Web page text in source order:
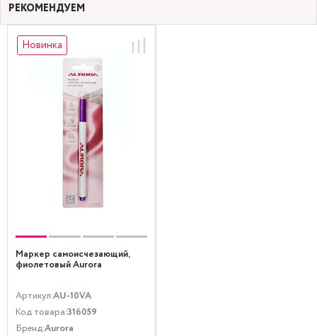
РЕКОМЕНДУЕМ
Новинка
Маркер самоисчезающий,
фиолетовый Aurora
Артикул:AU-10VA
Код товара:316059
Бренд:Aurora